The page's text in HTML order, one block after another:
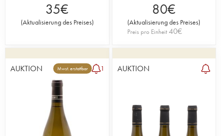
35€
(Aktualisierung des Preises)
80€
(Aktualisierung des Preises)
Preis pro Einheit40€
AUKTION Mwst. erstattbar 1 AUKTION